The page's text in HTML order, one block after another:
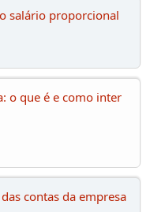
salário proporcional
o que é e como inter
contas da empresa